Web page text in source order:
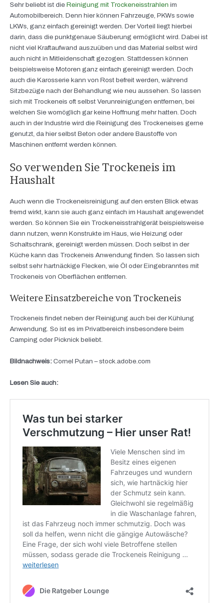
Sehr beliebt ist die Reinigung mit Trockeneisstrahlen im
Automobilbereich. Denn hier können Fahrzeuge, PKWs sowie
LKWs, ganz einfach gereinigt werden. Der Vorteil liegt hierbei
darin, dass die punktgenaue Säuberung ermöglicht wird. Dabei ist
nicht viel Kraftaufwand auszuüben und das Material selbst wird
auch nicht in Mitleidenschaft gezogen. Stattdessen können
beispielsweise Motoren ganz einfach gereinigt werden. Doch
auch die Karosserie kann von Rost befreit werden, während
Sitzbezüge nach der Behandlung wie neu aussehen. So lassen
sich mit Trockeneis oft selbst Verunreinigungen entfernen, bei
welchen Sie womöglich gar keine Hoffnung mehr hatten. Doch
auch in der Industrie wird die Reinigung des Trockeneises gerne
genutzt, da hier selbst Beton oder andere Baustoffe von
Maschinen entfernt werden können.
So verwenden Sie Trockeneis im
Haushalt
Auch wenn die Trockeneisreinigung auf den ersten Blick etwas
fremd wirkt, kann sie auch ganz einfach im Haushalt angewendet
werden. So können Sie ein Trockeneisstrahlgerät beispielsweise
dann nutzen, wenn Konstrukte im Haus, wie Heizung oder
Schaltschrank, gereinigt werden müssen. Doch selbst in der
Küche kann das Trockeneis Anwendung finden. So lassen sich
selbst sehr hartnäckige Flecken, wie Öl oder Eingebranntes mit
Trockeneis von Oberflächen entfernen.
Weitere Einsatzbereiche von Trockeneis
Trockeneis findet neben der Reinigung auch bei der Kühlung
Anwendung. So ist es im Privatbereich insbesondere beim
Camping oder Picknick beliebt.
Bildnachweis: Cornel Putan – stock.adobe.com
Lesen Sie auch: